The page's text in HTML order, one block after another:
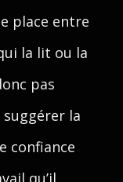
place entre
la lit ou la
pas
la
confiance
qu’il